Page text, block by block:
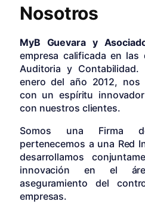
Nosotros
MyB Guevara y
empresa calificada en las
Auditoria y
enero del año 2012, nos
con un espíritu
con nuestros clientes.
Somos una Firma
pertenecemos a una Red
desarrollamos
innovación en el
aseguramiento del
empresas.